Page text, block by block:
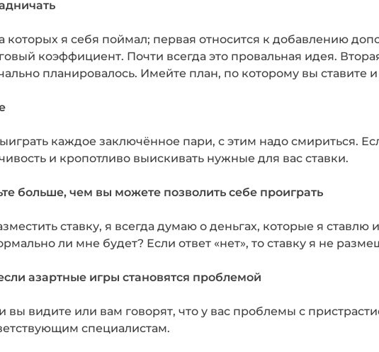
которых я себя поймал; первая относится к добавлению
коэффициент. Почти всегда это провальная идея.
планировалось. Имейте план, по которому вы ставите
каждое заключённое пари, с этим надо смириться.
и кропотливо выискивать нужные для вас ставки.
больше, чем вы можете позволить себе проиграть
ставку, я всегда думаю о деньгах, которые я
ли мне будет? Если ответ «нет», то ставку я не
азартные игры становятся проблемой
вы видите или вам говорят, что у вас проблемы с
специалистам.